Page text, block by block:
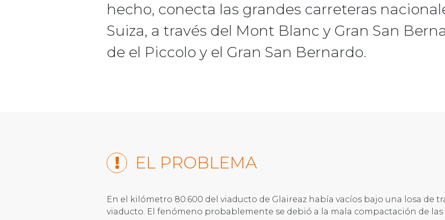
hecho, conecta las grandes carreteras
Suiza, a través del Mont Blanc y Gran San
de el Piccolo y el Gran San Bernardo.
EL PROBLEMA
En el kilómetro 80.600 del viaducto de Glaireaz había vacíos bajo una losa de
viaducto. El fenómeno probablemente se debió a la mala compactación de las